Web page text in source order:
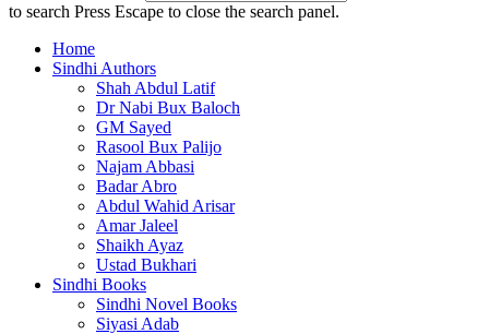
to search Press Escape to close the search panel.
Home
Sindhi Authors
Shah Abdul Latif
Dr Nabi Bux Baloch
GM Sayed
Rasool Bux Palijo
Najam Abbasi
Badar Abro
Abdul Wahid Arisar
Amar Jaleel
Shaikh Ayaz
Ustad Bukhari
Sindhi Books
Sindhi Novel Books
Siyasi Adab